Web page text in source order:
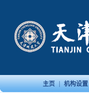
主页 | 机构设置